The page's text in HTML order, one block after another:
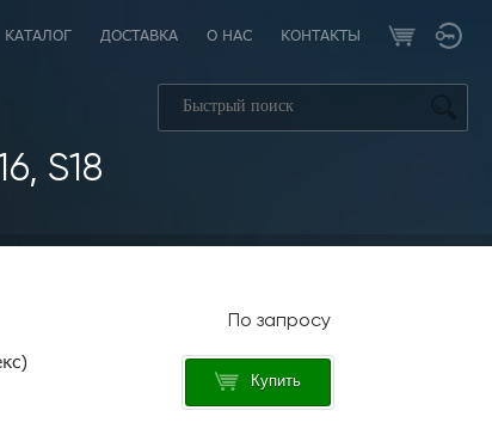
КАТАЛОГ ДОСТАВКА О НАС КОНТАКТЫ
S18
Купить